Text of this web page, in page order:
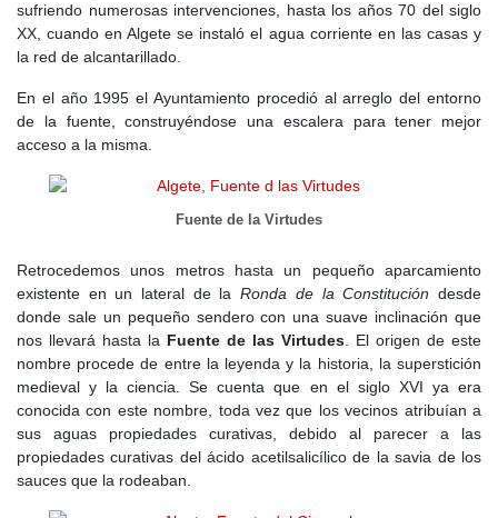
sufriendo numerosas intervenciones, hasta los años 70 del siglo
XX, cuando en Algete se instaló el agua corriente en las casas y
la red de alcantarillado.
En el año 1995 el Ayuntamiento procedió al arreglo del entorno
de la fuente, construyéndose una escalera para tener mejor
acceso a la misma.
Fuente de la Virtudes
Retrocedemos unos metros hasta un pequeño aparcamiento
existente en un lateral de laRonda de la Constitución desde
donde sale un pequeño sendero con una suave inclinación que
nos llevará hasta la Fuente de las Virtudes. El origen de este
nombre procede de entre la leyenda y la historia, la superstición
medieval y la ciencia. Se cuenta que en el siglo XVI ya era
conocida con este nombre, toda vez que los vecinos atribuían a
sus aguas propiedades curativas, debido al parecer a las
propiedades curativas del ácido acetilsalicílico de la savia de los
sauces que la rodeaban.